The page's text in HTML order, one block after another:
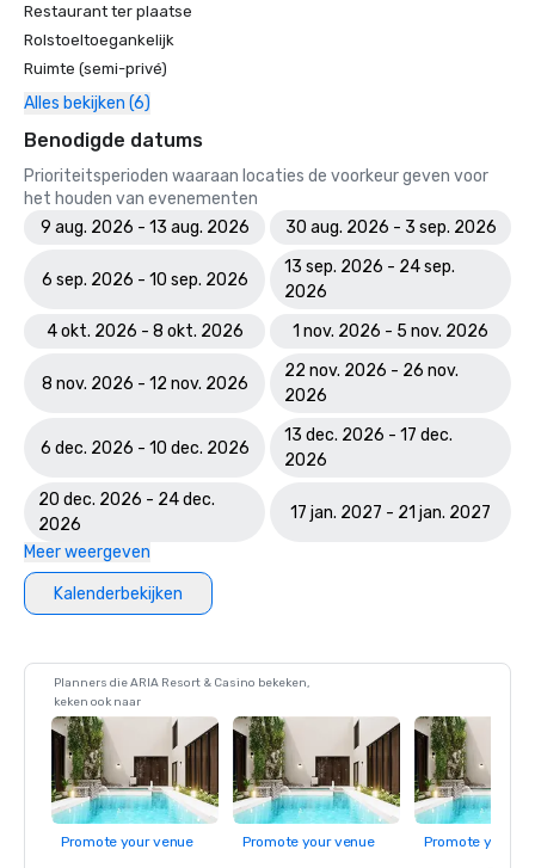
Restaurant ter plaatse
Rolstoeltoegankelijk
Ruimte (semi-privé)
Alles bekijken (6)
Benodigde datums
Prioriteitsperioden waaraan locaties de voorkeur geven voor
het houden van evenementen
9 aug. 2026 - 13 aug. 2026
30 aug. 2026 - 3 sep. 2026
6 sep. 2026 - 10 sep. 2026
13 sep. 2026 - 24 sep.
2026
4 okt. 2026 - 8 okt. 2026
1 nov. 2026 - 5 nov. 2026
8 nov. 2026 - 12 nov. 2026
22 nov. 2026 - 26 nov.
2026
6 dec. 2026 - 10 dec. 2026
13 dec. 2026 - 17 dec.
2026
20 dec. 2026 - 24 dec.
2026
17 jan. 2027 - 21 jan. 2027
Meer weergeven
Kalenderbekijken
Planners die ARIA Resort & Casino bekeken,
keken ook naar
Promote your venue Promote your venue Promote your